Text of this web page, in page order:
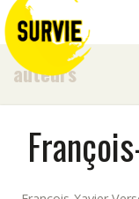
auteurs